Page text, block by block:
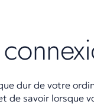
dur de votre
de savoir lorsque